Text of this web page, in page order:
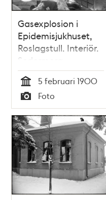
Gasexplosion i
Epidemisjukhuset,
Roslagstull. Interiör.
Sedermera
Roslagstulls sjukhus
Tid
5 februari 1900
Typ
Foto